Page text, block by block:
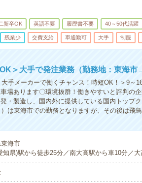
新卒OK 英語不要 履歴書不要 40～50代活躍
残業少 交費支給 車通勤可 大手 制服
＞大手で発注業務（勤務地：東海市
手メーカーで働くチャンス！時短OK！＞9～
場あります〇環境抜群！働きやすいと評判の
・製造し、国内外に提供している国内トップ
は東海市での勤務となりますが、その後は飛
海市
知県)駅から徒歩25分／南大高駅から車10分／